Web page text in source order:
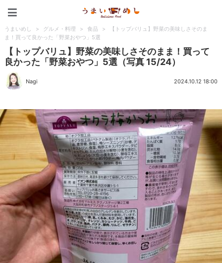
うまいめし > グルメ・料理 > 食品 >
【トップバリュ】野菜の美味しさそのま
ま！買って良かった「野菜おやつ」5選
【トップバリュ】野菜の美味しさそのまま！買って
良かった「野菜おやつ」5選（写真 15/24）
Nagi 2024.10.12 18:00